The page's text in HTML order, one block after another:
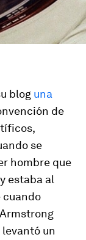
blog una
de
se
hombre que
estaba al
cuando
un